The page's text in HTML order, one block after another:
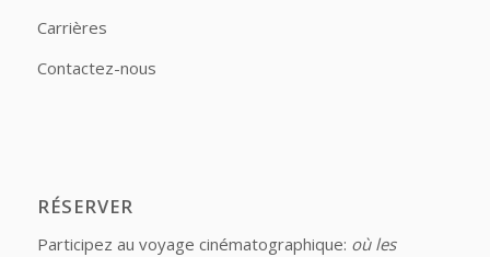
Carrières
Contactez-nous
RÉSERVER
Participez au voyage cinématographique: où les